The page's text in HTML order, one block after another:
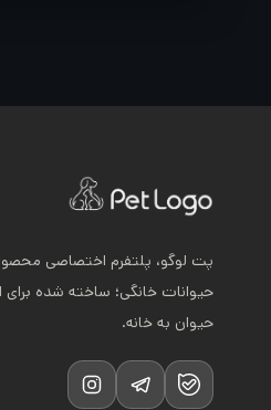
پت لوگو، پلتفرم اختصاصی
حیوانات خانگی؛ ساخته شده
حیوان به خانه.